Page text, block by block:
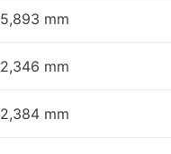
5,893 mm
2,346 mm
2,384 mm